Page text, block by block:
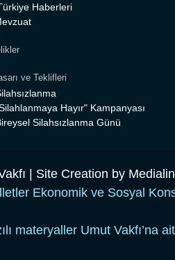
Haberleri
ve Teklifleri
Hayır" Kampanyası
Silahsızlanma Günü
| Site Creation by
Ekonomik ve Sosyal
materyaller Umut Vakfı’na